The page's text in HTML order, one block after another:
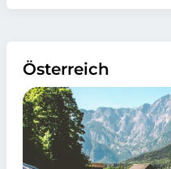
Österreich